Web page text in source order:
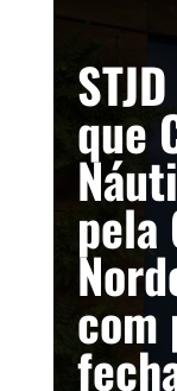
que
pela
com